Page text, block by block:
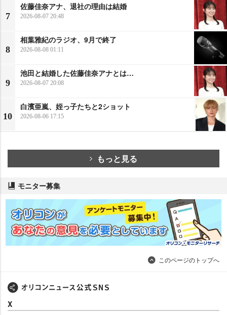
7
佐藤佳奈アナ、退社の理由は結婚
2026-08-07 20:48
8
相葉雅紀のラジオ、9月で終了
2026-08-08 01:11
9
池田と結婚した佐藤佳奈アナとは…
2026-08-07 20:08
10
白濱亜嵐、姪っ子たちと2ショット
2026-08-06 17:15
もっと見る
モニター募集
このページのトップへ
X